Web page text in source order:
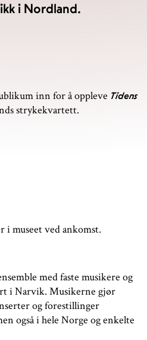
i Nordland.
inn for å oppleve Tidens
strykekvartett.
i museet ved ankomst.
med faste musikere og
i Narvik. Musikerne gjør
og forestillinger
også i hele Norge og enkelte